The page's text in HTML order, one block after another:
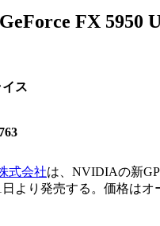
FX 5950
ス
式会社は、NVIDIAの新
より発売する。価格は